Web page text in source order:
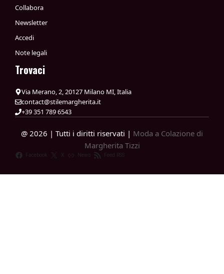
Collabora
Newsletter
Accedi
Note legali
Trovaci
Via Merano, 2, 20127 Milano MI, Italia
contact@stilemargherita.it
+39 351 789 6543
@ 2026 | Tutti i diritti riservati | Moda a Colazione di
Margherita Tizzi
Facebook X News Feed RSS